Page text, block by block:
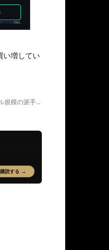
い増してい
規模の派手...
購読する →